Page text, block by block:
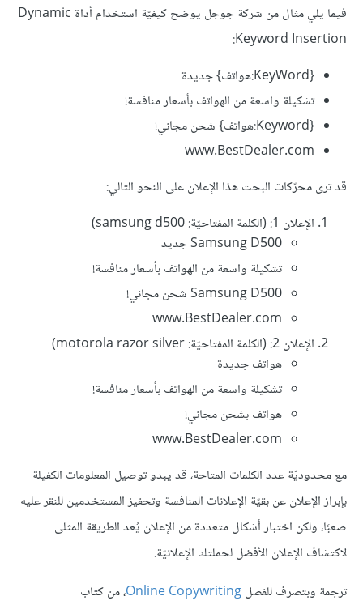
فيما يلي مثال من شركة جوجل يوضح كيفيّة استخدام أداة Dynamic
Keyword Insertion:
{KeyWord:هواتف} جديدة
تشكيلة واسعة من الهواتف بأسعار منافسة!
{Keyword:هواتف} شحن مجاني!
www.BestDealer.com
قد ترى محرّكات البحث هذا الإعلان على النحو التالي:
الإعلان 1: (الكلمة المفتاحيّة: samsung d500)
Samsung D500 جديد
تشكيلة واسعة من الهواتف بأسعار منافسة!
Samsung D500 شحن مجاني!
www.BestDealer.com
الإعلان 2: (الكلمة المفتاحيّة: motorola razor silver)
هواتف جديدة
تشكيلة واسعة من الهواتف بأسعار منافسة!
هواتف بشحن مجاني!
www.BestDealer.com
مع محدوديّة عدد الكلمات المتاحة، قد يبدو توصيل المعلومات الكفيلة
بإبراز الإعلان عن بقيّة الإعلانات المنافسة وتحفيز المستخدمين للنقر عليه
صعبًا، ولكن اختبار أشكال متعددة من الإعلان يُعد الطريقة المثلى
لاكتشاف الإعلان الأفضل لحملتك الإعلانيّة.
ترجمة وبتصرف للفصلOnline Copywriting، من كتاب